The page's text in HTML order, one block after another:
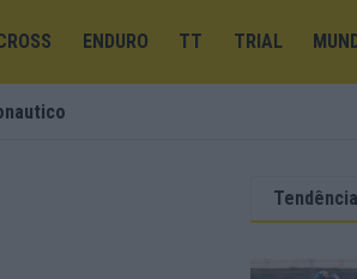
ENDURO TT TRIAL